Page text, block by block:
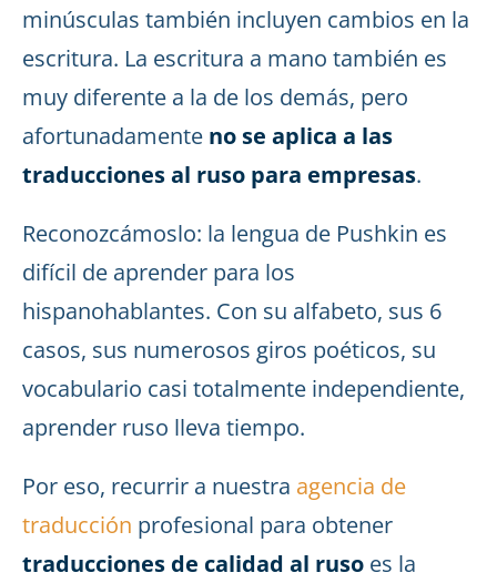
minúsculas también incluyen cambios en la
escritura. La escritura a mano también es
muy diferente a la de los demás, pero
afortunadamente no se aplica a las
traducciones al ruso para empresas.
Reconozcámoslo: la lengua de Pushkin es
difícil de aprender para los
hispanohablantes. Con su alfabeto, sus 6
casos, sus numerosos giros poéticos, su
vocabulario casi totalmente independiente,
aprender ruso lleva tiempo.
Por eso, recurrir a nuestra agencia de
traducción profesional para obtener
traducciones de calidad al ruso es la